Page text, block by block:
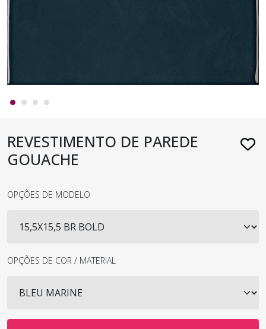
REVESTIMENTO DE PAREDE
GOUACHE
OPÇÕES DE MODELO
OPÇÕES DE COR / MATERIAL